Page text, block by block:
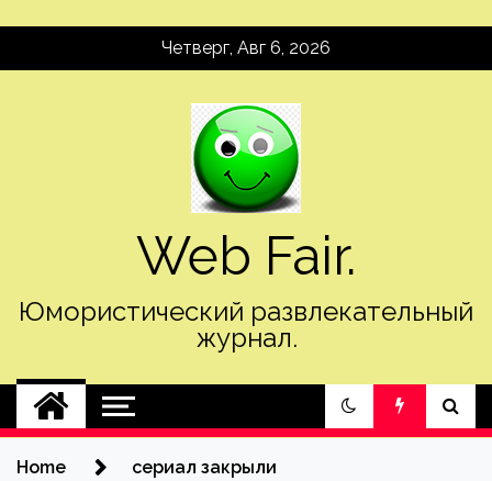
Четверг, Авг 6, 2026
Web Fair.
Юмористический развлекательный
журнал.
Home сериал закрыли